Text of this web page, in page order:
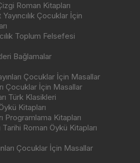
Roman Kitapları
Çocuklar İçin
Toplum Felsefesi
Bağlamalar
Çocuklar İçin Masallar
Çocuklar İçin Masallar
Türk Klasikleri
Kitapları
Programlama Kitapları
Tarihi Roman Öykü Kitapları
Çocuklar İçin Masallar